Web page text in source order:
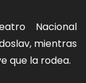
Nacional
mientras
que la rodea.